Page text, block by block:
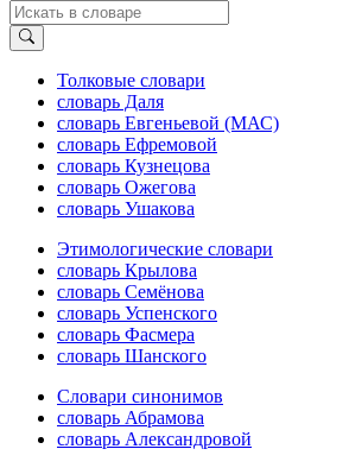
Толковые словари
словарь Даля
словарь Евгеньевой (МАС)
словарь Ефремовой
словарь Кузнецова
словарь Ожегова
словарь Ушакова
Этимологические словари
словарь Крылова
словарь Семёнова
словарь Успенского
словарь Фасмера
словарь Шанского
Словари синонимов
словарь Абрамова
словарь Александровой